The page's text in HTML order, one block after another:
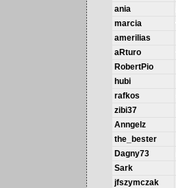
ania
marcia
amerilias
aRturo
RobertPio
hubi
rafkos
zibi37
Anngelz
the_bester
Dagny73
Sark
jfszymczak